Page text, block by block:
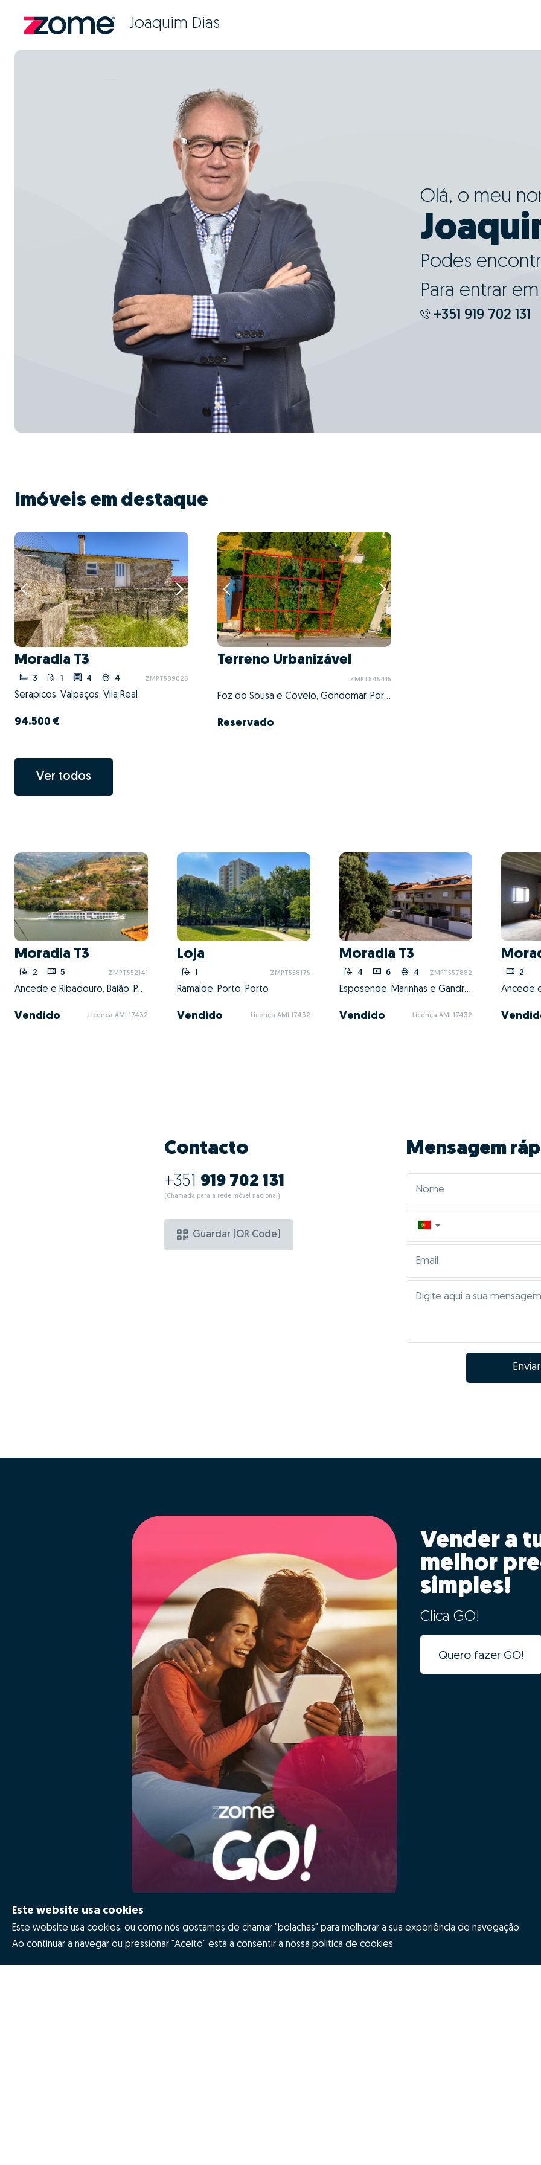
Joaquim Dias
Olá, o meu
Podes
Para entrar
+351 919 702 131
Imóveis em destaque
Moradia T3
3 1 4 4 ZMPT589026
Serapicos, Valpaços, Vila Real
94.500 €
Terreno Urbanizável
ZMPT545415
Foz do Sousa e Covelo, Gondomar, Porto
Reservado
Ver todos
Moradia T3
2 5 ZMPT552141
Ancede e Ribadouro, Baião, Porto
Vendido Licença AMI 17432
Loja
1 ZMPT558175
Ramalde, Porto, Porto
Vendido Licença AMI 17432
Moradia T3
4 6 4 2
ZMPT557882
Esposende, Marinhas e Gandra, Esposende, Braga
Vendido Licença AMI 17432
2
Contacto
+351 919 702 131
(Chamada para a rede móvel nacional)
Guardar (QR Code)
Mensagem
▼
Enviar
Vender a
melhor
simples!
Clica GO!
Quero fazer GO!
Este website usa cookies
Este website usa cookies, ou como nós gostamos de chamar "bolachas" para melhorar a sua experiência de navegação.
Ao continuar a navegar ou pressionar "Aceito" está a consentir a nossa política de cookies.